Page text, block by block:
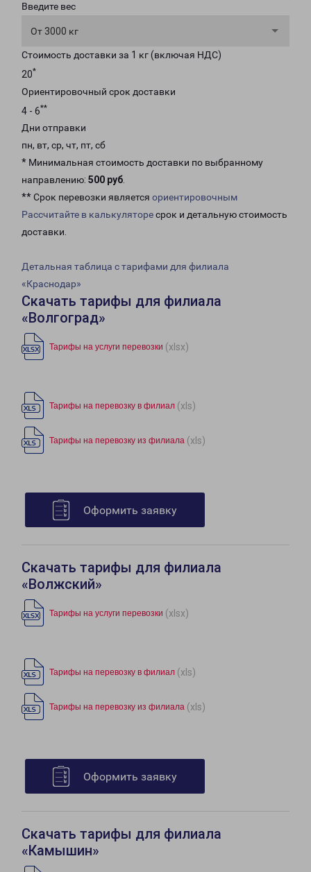
Введите вес
От 3000 кг
Стоимость доставки за 1 кг (включая НДС)
20*
Ориентировочный срок доставки
4 - 6**
Дни отправки
пн, вт, ср, чт, пт, сб
* Минимальная стоимость доставки по выбранному
направлению: 500 руб.
** Срок перевозки является ориентировочным
Рассчитайте в калькуляторесрок и детальную стоимость
доставки.
Детальная таблица с тарифами для филиала
«Краснодар»
Скачать тарифы для филиала
«Волгоград»
Тарифы на услуги перевозки (xlsx)
Тарифы на перевозку в филиал (xls)
Тарифы на перевозку из филиала (xls)
Оформить заявку
Скачать тарифы для филиала
«Волжский»
Тарифы на услуги перевозки (xlsx)
Тарифы на перевозку в филиал (xls)
Тарифы на перевозку из филиала (xls)
Оформить заявку
Скачать тарифы для филиала
«Камышин»